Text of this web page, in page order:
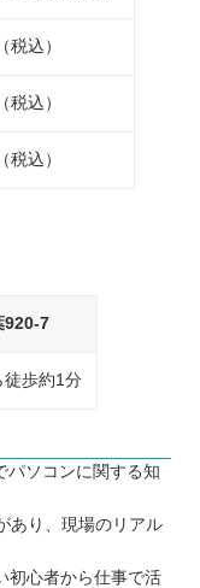
税込）
税込）
税込）
920-7
徒歩約1分
パソコンに関する知
あり、現場のリアル
初心者から仕事で活